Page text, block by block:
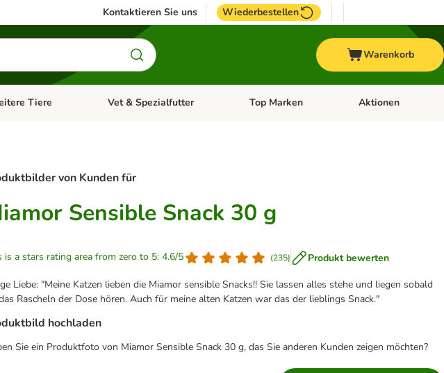
Kontaktieren Sie uns Wiederbestellen
Warenkorb
Menü öffnen: Hundezubehör
Tiere Kategorie-Menü öffnen: Weitere Tiere
Vet & Spezialfutter Kategorie-Menü öffnen: Vet & Spezialfutter
Top Marken Kategorie-Menü
Aktionen
von Kunden für
Sensible Snack 30 g
is a stars rating area from zero to 5: 4.6/5 (235) Produkt bewerten
Liebe: "Meine Katzen lieben die Miamor sensible Snacks!! Sie lassen alles stehe und liegen sobald
Rascheln der Dose hören. Auch für meine alten Katzen war das der lieblings Snack."
hochladen
Sie ein Produktfoto von Miamor Sensible Snack 30 g, das Sie anderen Kunden zeigen möchten?